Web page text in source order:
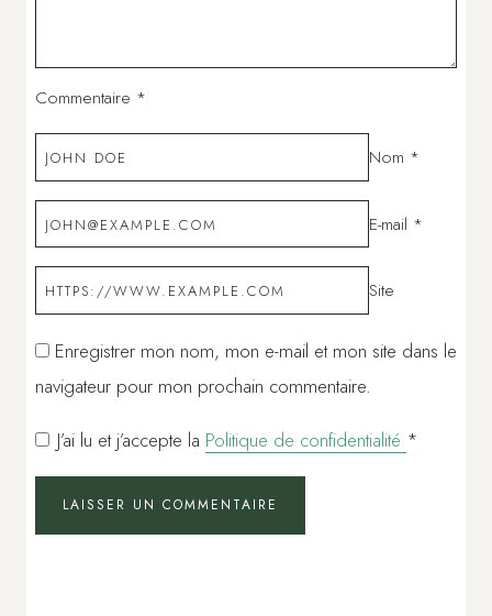
Commentaire *
Nom *
E-mail *
Site
Enregistrer mon nom, mon e-mail et mon site dans le
navigateur pour mon prochain commentaire.
J’ai lu et j’accepte la Politique de confidentialité *